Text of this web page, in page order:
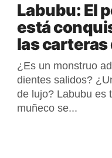
Labubu: El
está
las carteras
¿Es un monstruo
dientes salidos?
de lujo? Labubu es
muñeco se...